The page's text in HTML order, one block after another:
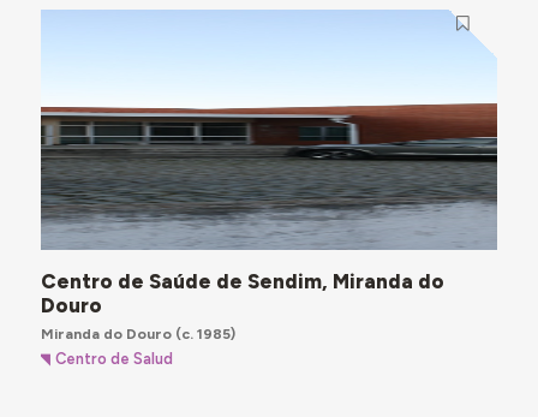
Centro de Saúde de Sendim, Miranda do
Douro
Miranda do Douro(c. 1985)
Centro de Salud